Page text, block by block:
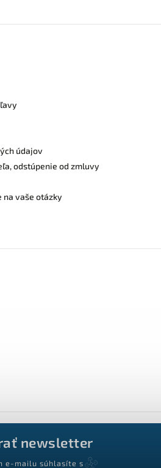
údajov
odstúpenie od zmluvy
na vaše otázky
newsletter
e-mailu súhlasíte s